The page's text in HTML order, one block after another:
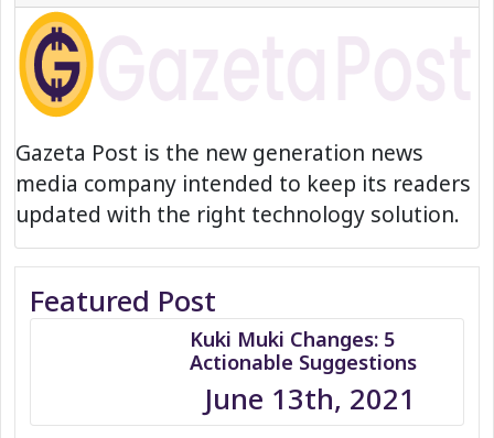
Gazeta Post is the new generation news
media company intended to keep its readers
updated with the right technology solution.
Featured Post
Kuki Muki Changes: 5
Actionable Suggestions
June 13th, 2021